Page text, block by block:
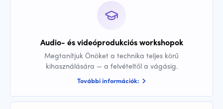
Audio- és videóprodukciós workshopok
Megtanítjuk Önöket a technika teljes körű
kihasználására — a felvételtől a vágásig.
További információk: